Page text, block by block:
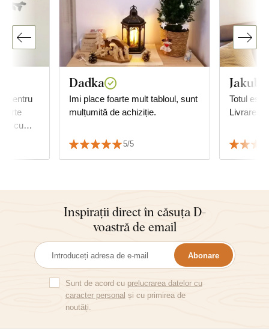
pentru
cu
Dadka
Imi place foarte mult tabloul, sunt
mulțumită de achiziție.
5/5
Jakub
Totul
Livrare
Inspirații direct în căsuța D-
voastră de email
Abonare
Sunt de acord cu prelucrarea datelor cu
caracter personal și cu primirea de
noutăți.